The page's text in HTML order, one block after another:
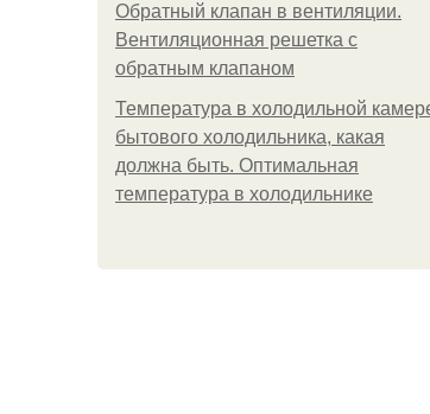
Обратный клапан в вентиляции.
Вентиляционная решетка с
обратным клапаном
Температура в холодильной
бытового холодильника, какая
должна быть. Оптимальная
температура в холодильнике